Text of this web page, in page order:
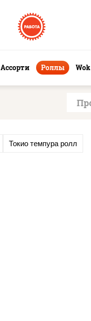
Ассорти Роллы Wok
Токио темпура ролл